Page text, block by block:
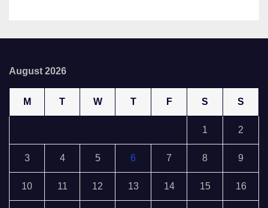
August 2026
M T W T F S S
1 2
3 4 5 6 7 8 9
10 11 12 13 14 15 16